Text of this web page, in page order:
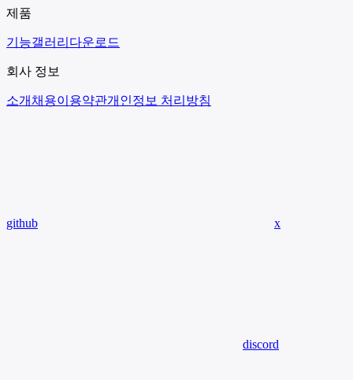
제품
기능갤러리 다운로드
회사 정보
소개 채용이용약관개인정보 처리방침
github x
discord